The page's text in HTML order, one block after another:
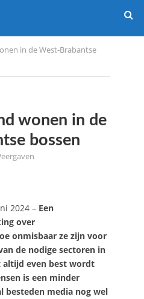
in de West-Brabantse
wonen in de
bossen
2024 – Een
over
onmisbaar ze zijn voor
de nodige sectoren in
altijd even best wordt
is een minder
besteden media nog wel